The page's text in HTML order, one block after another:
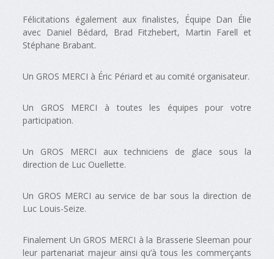
Félicitations également aux finalistes, Équipe Dan Élie
avec Daniel Bédard, Brad Fitzhebert, Martin Farell et
Stéphane Brabant.
Un GROS MERCI à Éric Périard et au comité organisateur.
Un GROS MERCI à toutes les équipes pour votre
participation.
Un GROS MERCI aux techniciens de glace sous la
direction de Luc Ouellette.
Un GROS MERCI au service de bar sous la direction de
Luc Louis-Seize.
Finalement Un GROS MERCI à la Brasserie Sleeman pour
leur partenariat majeur ainsi qu’à tous les commerçants